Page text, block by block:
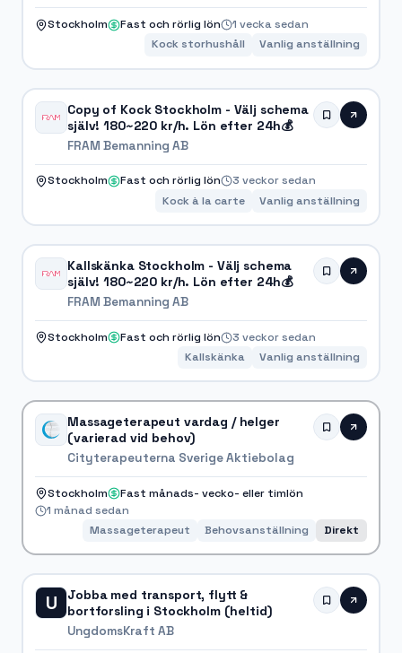
Stockholm Fast och rörlig lön
1 vecka sedan
Kock storhushåll
Vanlig anställning
Copy of Kock Stockholm - Välj schema
själv! 180~220 kr/h. Lön efter 24h💰
FRAM Bemanning AB
Stockholm Fast och rörlig lön
3 veckor sedan
Kock à la carte
Vanlig anställning
Kallskänka Stockholm - Välj schema
själv! 180~220 kr/h. Lön efter 24h💰
FRAM Bemanning AB
Stockholm Fast och rörlig lön
3 veckor sedan
Kallskänka
Vanlig anställning
Massageterapeut vardag / helger
(varierad vid behov)
Cityterapeuterna Sverige Aktiebolag
Stockholm
Fast månads- vecko- eller timlön
1 månad sedan
Massageterapeut
Behovsanställning Direkt
U
Jobba med transport, flytt &
bortforsling i Stockholm (heltid)
UngdomsKraft AB